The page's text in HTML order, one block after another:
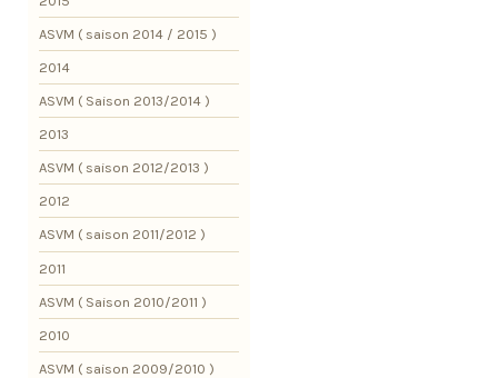
ASVM ( saison 2014 / 2015 )
2014
ASVM ( Saison 2013/2014 )
2013
ASVM ( saison 2012/2013 )
2012
ASVM ( saison 2011/2012 )
2011
ASVM ( Saison 2010/2011 )
2010
ASVM ( saison 2009/2010 )